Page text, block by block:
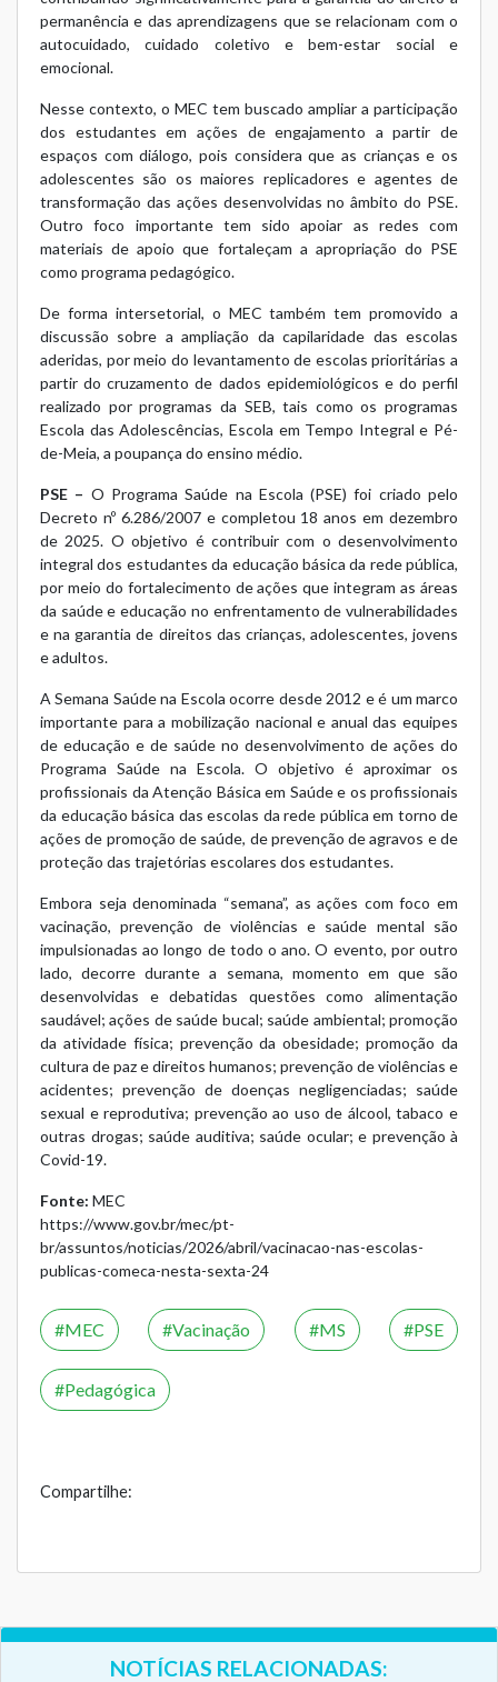
permanência e das aprendizagens que se relacionam com o
autocuidado, cuidado coletivo e bem-estar social e
emocional.
Nesse contexto, o MEC tem buscado ampliar a participação
dos estudantes em ações de engajamento a partir de
espaços com diálogo, pois considera que as crianças e os
adolescentes são os maiores replicadores e agentes de
transformação das ações desenvolvidas no âmbito do PSE.
Outro foco importante tem sido apoiar as redes com
materiais de apoio que fortaleçam a apropriação do PSE
como programa pedagógico.
De forma intersetorial, o MEC também tem promovido a
discussão sobre a ampliação da capilaridade das escolas
aderidas, por meio do levantamento de escolas prioritárias a
partir do cruzamento de dados epidemiológicos e do perfil
realizado por programas da SEB, tais como os programas
Escola das Adolescências, Escola em Tempo Integral e Pé-
de-Meia, a poupança do ensino médio.
PSE – O Programa Saúde na Escola (PSE) foi criado pelo
Decreto nº 6.286/2007 e completou 18 anos em dezembro
de 2025. O objetivo é contribuir com o desenvolvimento
integral dos estudantes da educação básica da rede pública,
por meio do fortalecimento de ações que integram as áreas
da saúde e educação no enfrentamento de vulnerabilidades
e na garantia de direitos das crianças, adolescentes, jovens
e adultos.
A Semana Saúde na Escola ocorre desde 2012 e é um marco
importante para a mobilização nacional e anual das equipes
de educação e de saúde no desenvolvimento de ações do
Programa Saúde na Escola. O objetivo é aproximar os
profissionais da Atenção Básica em Saúde e os profissionais
da educação básica das escolas da rede pública em torno de
ações de promoção de saúde, de prevenção de agravos e de
proteção das trajetórias escolares dos estudantes.
Embora seja denominada “semana”, as ações com foco em
vacinação, prevenção de violências e saúde mental são
impulsionadas ao longo de todo o ano. O evento, por outro
lado, decorre durante a semana, momento em que são
desenvolvidas e debatidas questões como alimentação
saudável; ações de saúde bucal; saúde ambiental; promoção
da atividade física; prevenção da obesidade; promoção da
cultura de paz e direitos humanos; prevenção de violências e
acidentes; prevenção de doenças negligenciadas; saúde
sexual e reprodutiva; prevenção ao uso de álcool, tabaco e
outras drogas; saúde auditiva; saúde ocular; e prevenção à
Covid-19.
Fonte: MEC
https://www.gov.br/mec/pt-
br/assuntos/noticias/2026/abril/vacinacao-nas-escolas-
publicas-comeca-nesta-sexta-24
MEC Vacinação MS PSE
Pedagógica
Compartilhe:
NOTÍCIAS RELACIONADAS: